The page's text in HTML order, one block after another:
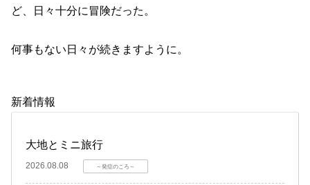
ど、日々十分に冒険だった。
何事もない日々が続きますように。
新着情報
大地とミニ旅行
2026.08.08 ～発症のころ～